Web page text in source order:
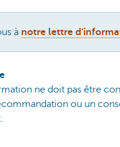
à notre lettre
ne doit pas être
ou un